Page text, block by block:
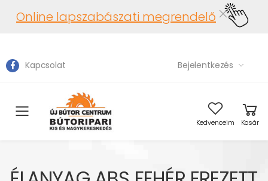
Online lapszabászati megrendelő
Kapcsolat Bejelentkezés
Toggle mobile menu Kedvenceim Kosár